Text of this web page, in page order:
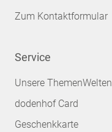
Zum Kontaktformular
Service
Unsere ThemenWelten
dodenhof Card
Geschenkkarte